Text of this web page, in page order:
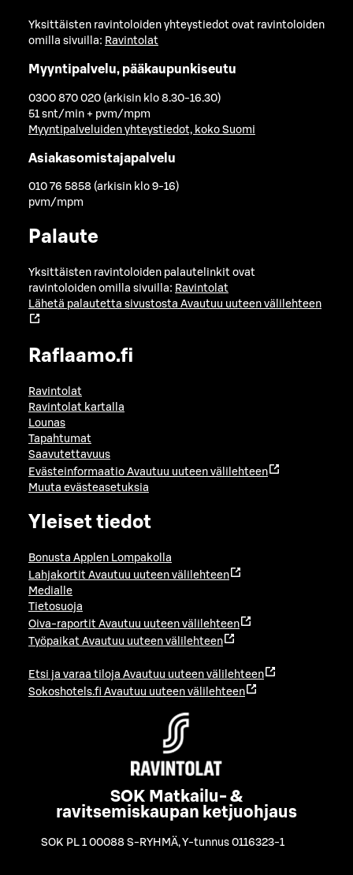
Yksittäisten ravintoloiden yhteystiedot ovat ravintoloiden
omilla sivuilla: Ravintolat
Myyntipalvelu, pääkaupunkiseutu
0300 870 020 (arkisin klo 8.30-16.30)
51 snt/min + pvm/mpm
Myyntipalveluiden yhteystiedot, koko Suomi
Asiakasomistajapalvelu
010 76 5858 (arkisin klo 9-16)
pvm/mpm
Palaute
Yksittäisten ravintoloiden palautelinkit ovat
ravintoloiden omilla sivuilla: Ravintolat
Lähetä palautetta sivustosta Avautuu uuteen välilehteen
Raflaamo.fi
Ravintolat
Ravintolat kartalla
Lounas
Tapahtumat
Saavutettavuus
Evästeinformaatio Avautuu uuteen välilehteen
Muuta evästeasetuksia
Yleiset tiedot
Bonusta Applen Lompakolla
Lahjakortit Avautuu uuteen välilehteen
Medialle
Tietosuoja
Oiva-raportit Avautuu uuteen välilehteen
Työpaikat Avautuu uuteen välilehteen
Etsi ja varaa tiloja Avautuu uuteen välilehteen
Sokoshotels.fi Avautuu uuteen välilehteen
SOK Matkailu- &
ravitsemiskaupan ketjuohjaus
SOK PL 1 00088 S-RYHMÄ,Y-tunnus 0116323-1